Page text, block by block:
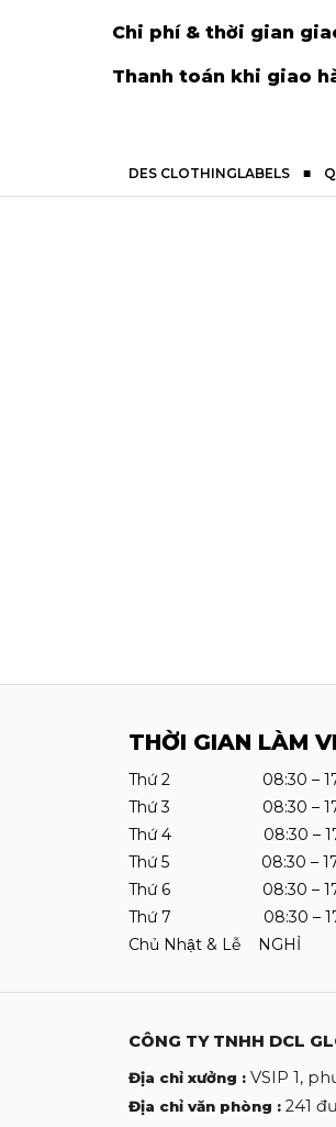
Chi phí & thời gian
Thanh toán khi giao
DES CLOTHINGLABELS ■
THỜI GIAN LÀM
Thứ 2 08:30 –
Thứ 3 08:30 –
Thứ 4 08:30 –
Thứ 5 08:30 –
Thứ 6 08:30 –
Thứ 7 08:30 –
Chủ Nhật & Lễ NGHỈ
CÔNG TY TNHH DCL
Địa chỉ xưởng : VSIP 1,
Địa chỉ văn phòng : 241